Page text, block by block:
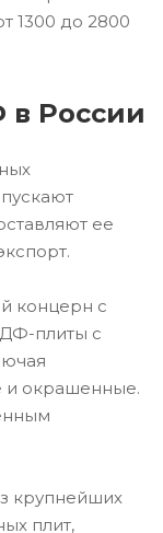
1300 до 2800
России
ее
концерн с
плиты с
окрашенные.
крупнейших
плит,